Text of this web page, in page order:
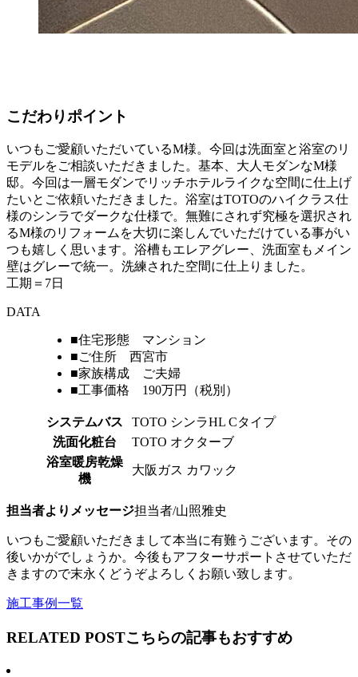
こだわりポイント
いつもご愛顧いただいているM様。今回は洗面室と浴室のリ
モデルをご相談いただきました。基本、大人モダンなM様
邸。今回は一層モダンでリッチホテルライクな空間に仕上げ
たいとご依頼いただきました。浴室はTOTOのハイクラス仕
様のシンラでダークな仕様で。無難にされず究極を選択され
るM様のリフォームを大切に楽しんでいただけている事がい
つも嬉しく思います。浴槽もエレアグレー、洗面室もメイン
壁はグレーで統一。洗練された空間に仕上りました。
工期＝7日
DATA
■住宅形態 マンション
■ご住所 西宮市
■家族構成 ご夫婦
■工事価格 190万円（税別）
システムバス
TOTO シンラHL Cタイプ
洗面化粧台
TOTO オクターブ
浴室暖房乾燥
機
大阪ガス カワック
担当者よりメッセージ担当者/山照雅史
いつもご愛顧いただきまして本当に有難うございます。その
後いかがでしょうか。今後もアフターサポートさせていただ
きますので末永くどうぞよろしくお願い致します。
施工事例一覧
RELATED POSTこちらの記事もおすすめ